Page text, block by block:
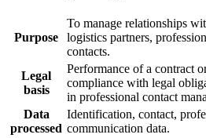
Purpose
To manage relationships
logistics partners,
contacts.
Legal
basis
Performance of a contract
compliance with legal
in professional contact
Data
processed
Identification, contact,
communication data.